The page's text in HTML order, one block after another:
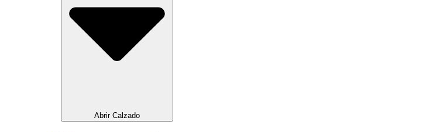
Abrir Calzado